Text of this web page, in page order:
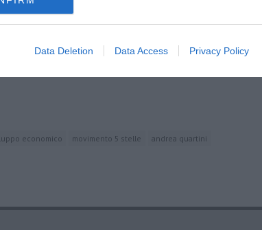
Data Deletion Data Access Privacy Policy
iscriviti alla
nella tua casella di posta.
economico movimento 5 stelle
andrea quartini